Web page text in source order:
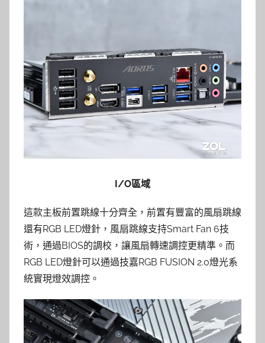
I/O區域
這款主板前置跳線十分齊全，前置有豐富的風扇跳線
還有RGB LED燈針，風扇跳線支持Smart Fan 6技
術，通過BIOS的調校，讓風扇轉速調控更精準。而
RGB LED燈針可以通過技嘉RGB FUSION 2.0燈光系
統實現燈效調控。